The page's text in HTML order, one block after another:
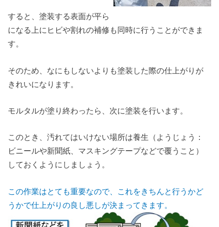
すると、塗装する表面が平ら
になる上にヒビや割れの補修も同時に行うことができま
す。
そのため、なにもしないよりも塗装した際の仕上がりが
きれいになります。
モルタルが塗り終わったら、次に塗装を行います。
このとき、汚れてはいけない場所は養生（ようじょう：
ビニールや新聞紙、マスキングテープなどで覆うこと）
しておくようにしましょう。
この作業はとても重要なので、これをきちんと行うかど
うかで仕上がりの良し悪しが決まってきます。